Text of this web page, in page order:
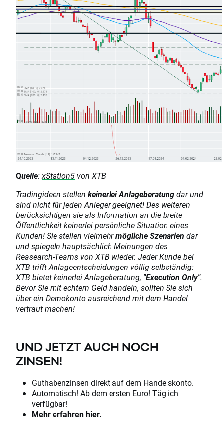
Quelle:xStation5 von XTB
Tradingideen stellen keinerlei Anlageberatungdar und
sind nicht für jeden Anleger geeignet! Des weiteren
berücksichtigen sie als Information an die breite
Öffentlichkeit keinerlei persönliche Situation eines
Kunden! Sie stellen vielmehrmögliche Szenarien dar
und spiegeln hauptsächlich Meinungen des
Reasearch-Teams von XTB wieder. Jeder Kunde bei
XTB trifft Anlageentscheidungen völlig selbständig:
XTB bietet keinerlei Anlageberatung, "Execution Only".
Bevor Sie mit echtem Geld handeln, sollten Sie sich
über ein Demokonto ausreichend mit dem Handel
vertraut machen!
UND JETZT AUCH NOCH
ZINSEN!
Guthabenzinsen direkt auf dem Handelskonto.
Automatisch! Ab dem ersten Euro! Täglich
verfügbar!
Mehr erfahren hier.